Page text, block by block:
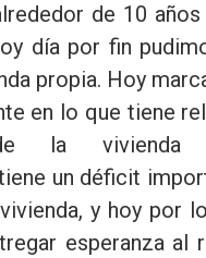
de 10
día por fin
propia. Hoy
en lo que tiene
la vivienda
un déficit
y hoy por
esperanza al